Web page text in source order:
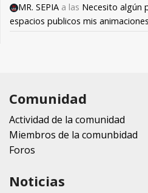
MR. SEPIA a las Necesito algún
espacios publicos mis
Comunidad
Actividad de la comunidad
Miembros de la comunbidad
Foros
Noticias